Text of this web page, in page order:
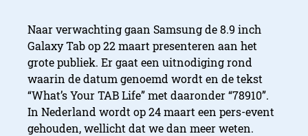
Naar verwachting gaan Samsung de 8.9 inch
Galaxy Tab op 22 maart presenteren aan het
grote publiek. Er gaat een uitnodiging rond
waarin de datum genoemd wordt en de tekst
“What’s Your TAB Life” met daaronder “78910”.
In Nederland wordt op 24 maart een pers-event
gehouden, wellicht dat we dan meer weten.